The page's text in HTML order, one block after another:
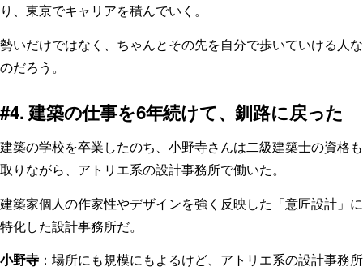
り、東京でキャリアを積んでいく。
勢いだけではなく、ちゃんとその先を自分で歩いていける人な
のだろう。
#4. 建築の仕事を6年続けて、釧路に戻った
建築の学校を卒業したのち、小野寺さんは二級建築士の資格も
取りながら、アトリエ系の設計事務所で働いた。
建築家個人の作家性やデザインを強く反映した「意匠設計」に
特化した設計事務所だ。
小野寺 ：場所にも規模にもよるけど、アトリエ系の設計事務所